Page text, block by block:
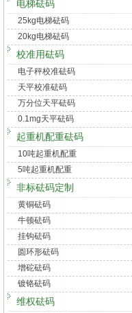
电梯砝码
25kg电梯砝码
20kg电梯砝码
校准用砝码
电子秤校准砝码
天平校准砝码
万分位天平砝码
0.1mg天平砝码
起重机配重砝码
10吨起重机配重
5吨起重机配重
非标砝码定制
黄铜砝码
牛顿砝码
挂钩砝码
圆环形砝码
增砣砝码
镀铬砝码
维权砝码